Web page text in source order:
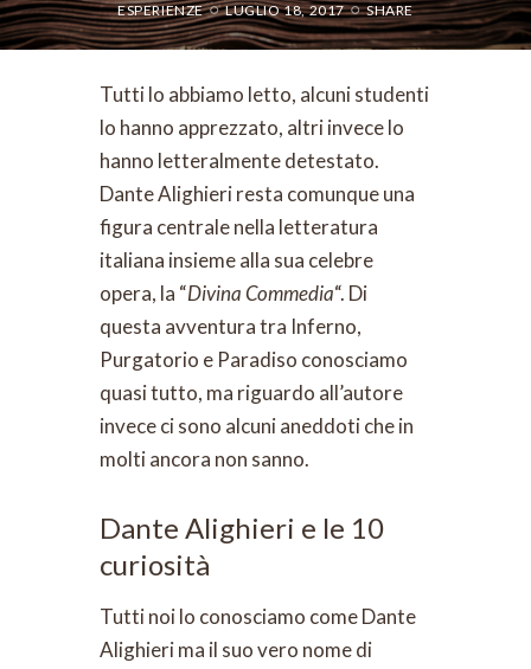
ESPERIENZE LUGLIO 18, 2017 SHARE
Tutti lo abbiamo letto, alcuni studenti
lo hanno apprezzato, altri invece lo
hanno letteralmente detestato.
Dante Alighieri resta comunque una
figura centrale nella letteratura
italiana insieme alla sua celebre
opera, la “Divina Commedia“. Di
questa avventura tra Inferno,
Purgatorio e Paradiso conosciamo
quasi tutto, ma riguardo all’autore
invece ci sono alcuni aneddoti che in
molti ancora non sanno.
Dante Alighieri e le 10
curiosità
Tutti noi lo conosciamo come Dante
Alighieri ma il suo vero nome di